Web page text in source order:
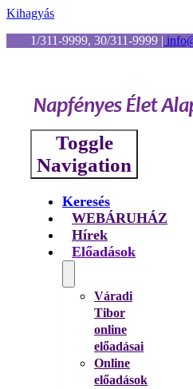
Kihagyás
1/311-9999, 30/311-9999 |
Toggle
Navigation
Keresés
WEBÁRUHÁZ
Hírek
Előadások
Váradi
Tibor
online
előadásai
Online
előadások